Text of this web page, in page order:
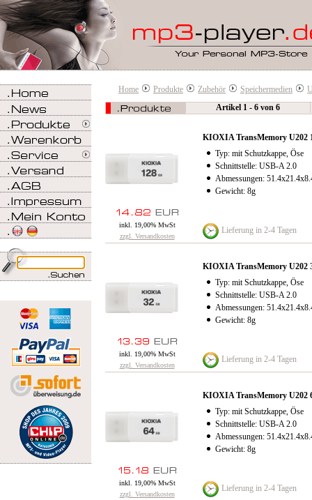
Home Produkte Zubehör Speichermedien
Artikel 1 - 6 von 6
KIOXIA TransMemory U202
Typ: mit Schutzkappe, Öse
Schnittstelle: USB-A 2.0
Abmessungen:
Gewicht: 8g
inkl. 19,00% MwSt
zzgl. Versandkosten
Lieferung in 2-4 Tagen
KIOXIA TransMemory U202
Typ: mit Schutzkappe, Öse
Schnittstelle: USB-A 2.0
Abmessungen:
Gewicht: 8g
inkl. 19,00% MwSt
zzgl. Versandkosten
Lieferung in 2-4 Tagen
KIOXIA TransMemory U202
Typ: mit Schutzkappe, Öse
Schnittstelle: USB-A 2.0
Abmessungen:
Gewicht: 8g
inkl. 19,00% MwSt
zzgl. Versandkosten
Lieferung in 2-4 Tagen